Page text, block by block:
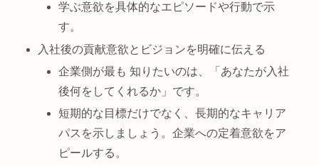
学ぶ意欲を具体的なエピソードや行動で示
す。
入社後の貢献意欲とビジョンを明確に伝える
企業側が最も 知りたいのは、「あなたが入社
後何をしてくれるか」です。
短期的な目標だけでなく、長期的なキャリア
パスを示しましょう。企業への定着意欲をア
ピールする。